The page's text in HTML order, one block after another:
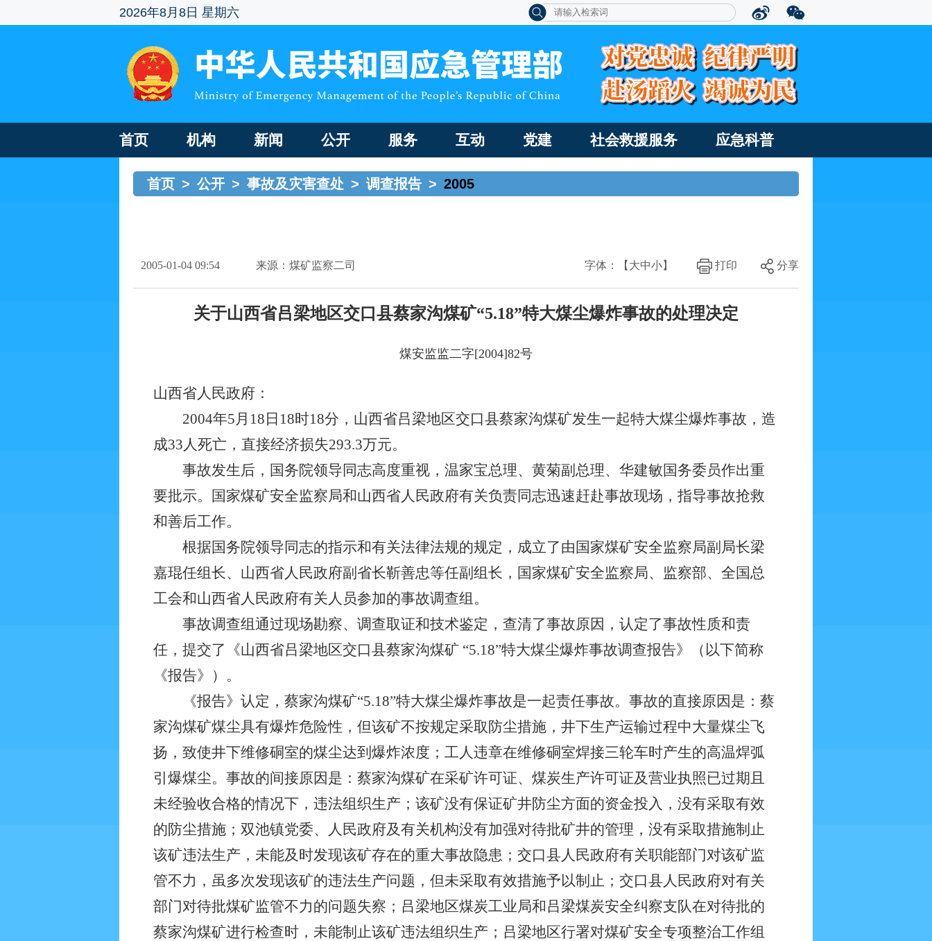
2026年8月8日 星期六
首页 机构 新闻 公开 服务 互动 党建 社会救援服务 应急科普
首页 > 公开 > 事故及灾害查处 > 调查报告 > 2005
2005-01-04 09:54 来源：煤矿监察二司 分享
打印
字体：【 大中小】
关于山西省吕梁地区交口县蔡家沟煤矿“5.18”特大煤尘爆炸事故的处理决定
煤安监监二字[2004]82号
山西省人民政府：
2004年5月18日18时18分，山西省吕梁地区交口县蔡家沟煤矿发生一起特大煤尘爆炸事故，造
成33人死亡，直接经济损失293.3万元。
事故发生后，国务院领导同志高度重视，温家宝总理、黄菊副总理、华建敏国务委员作出重
要批示。国家煤矿安全监察局和山西省人民政府有关负责同志迅速赶赴事故现场，指导事故抢救
和善后工作。
根据国务院领导同志的指示和有关法律法规的规定，成立了由国家煤矿安全监察局副局长梁
嘉琨任组长、山西省人民政府副省长靳善忠等任副组长，国家煤矿安全监察局、监察部、全国总
工会和山西省人民政府有关人员参加的事故调查组。
事故调查组通过现场勘察、调查取证和技术鉴定，查清了事故原因，认定了事故性质和责
任，提交了《山西省吕梁地区交口县蔡家沟煤矿 “5.18”特大煤尘爆炸事故调查报告》（以下简称
《报告》）。
《报告》认定，蔡家沟煤矿“5.18”特大煤尘爆炸事故是一起责任事故。事故的直接原因是：蔡
家沟煤矿煤尘具有爆炸危险性，但该矿不按规定采取防尘措施，井下生产运输过程中大量煤尘飞
扬，致使井下维修硐室的煤尘达到爆炸浓度；工人违章在维修硐室焊接三轮车时产生的高温焊弧
引爆煤尘。事故的间接原因是：蔡家沟煤矿在采矿许可证、煤炭生产许可证及营业执照已过期且
未经验收合格的情况下，违法组织生产；该矿没有保证矿井防尘方面的资金投入，没有采取有效
的防尘措施；双池镇党委、人民政府及有关机构没有加强对待批矿井的管理，没有采取措施制止
该矿违法生产，未能及时发现该矿存在的重大事故隐患；交口县人民政府有关职能部门对该矿监
管不力，虽多次发现该矿的违法生产问题，但未采取有效措施予以制止；交口县人民政府对有关
部门对待批煤矿监管不力的问题失察；吕梁地区煤炭工业局和吕梁煤炭安全纠察支队在对待批的
蔡家沟煤矿进行检查时，未能制止该矿违法组织生产；吕梁地区行署对煤矿安全专项整治工作组